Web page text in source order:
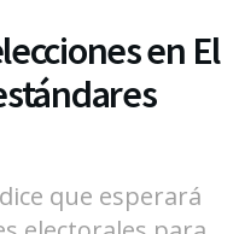
en El
que esperará